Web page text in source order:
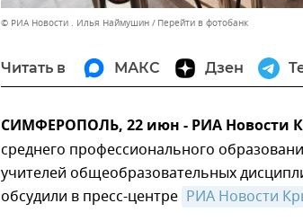
© РИА Новости . Илья Наймушин Перейти в фотобанк
Читать в МАКС Дзен
СИМФЕРОПОЛЬ, 22 июн - РИА Новости
среднего профессионального
учителей общеобразовательных
обсудили в пресс-центре РИА Новости